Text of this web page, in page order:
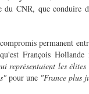
du CNR, que conduire
permanent
François
représentaient les
pour une "France plus